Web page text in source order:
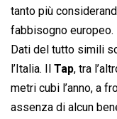
tanto più
fabbisogno europeo.
Dati del tutto simili
l’Italia. Il Tap, tra
metri cubi l’anno, a
assenza di alcun